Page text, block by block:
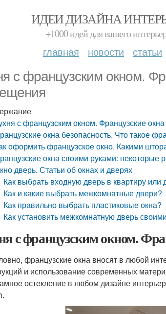
ИДЕИ ДИЗАЙНА
+1000 идей для вашего
главная новости статьи
с французским окном.
с французским окном. Французские
окна безопасность. Что такое
оформить французское окно. Какими
окна своими руками: некоторые
дверь. Статьи об окнах и дверях
Как выбрать входную дверь в квартиру или
Как и какие выбрать межкомнатные двери?
Как правильно выбрать пластиковые окна?
Как установить межкомнатную дверь
с французским окном.
французские окна вносят в любой
и использование современных
остекление в любом дизайне